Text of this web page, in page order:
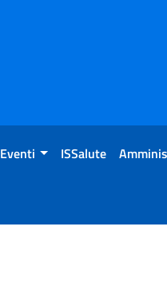
Eventi ISSalute